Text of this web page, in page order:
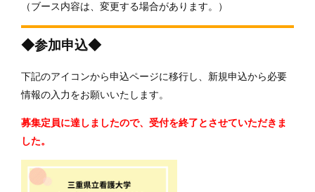
（ブース内容は、変更する場合があります。）
◆参加申込◆
下記のアイコンから申込ページに移行し、新規申込から必要
情報の入力をお願いいたします。
募集定員に達しましたので、受付を終了とさせていただきま
した。